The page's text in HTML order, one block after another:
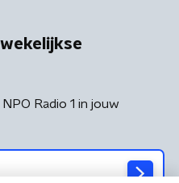
Radio 1 in jouw